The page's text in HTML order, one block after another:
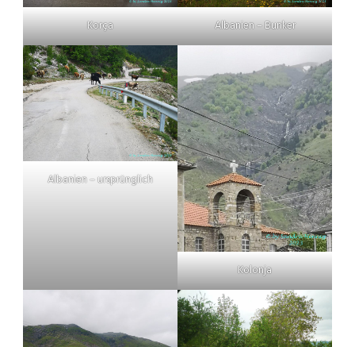
Korça Albanien – Bunker
Albanien – ursprünglich
Kolonja